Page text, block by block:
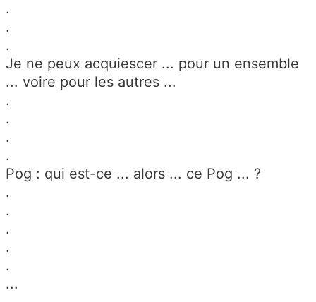
.
.
.
Je ne peux acquiescer ... pour un ensemble
... voire pour les autres ...
.
.
.
.
Pog : qui est-ce ... alors ... ce Pog ... ?
.
.
.
.
.
...